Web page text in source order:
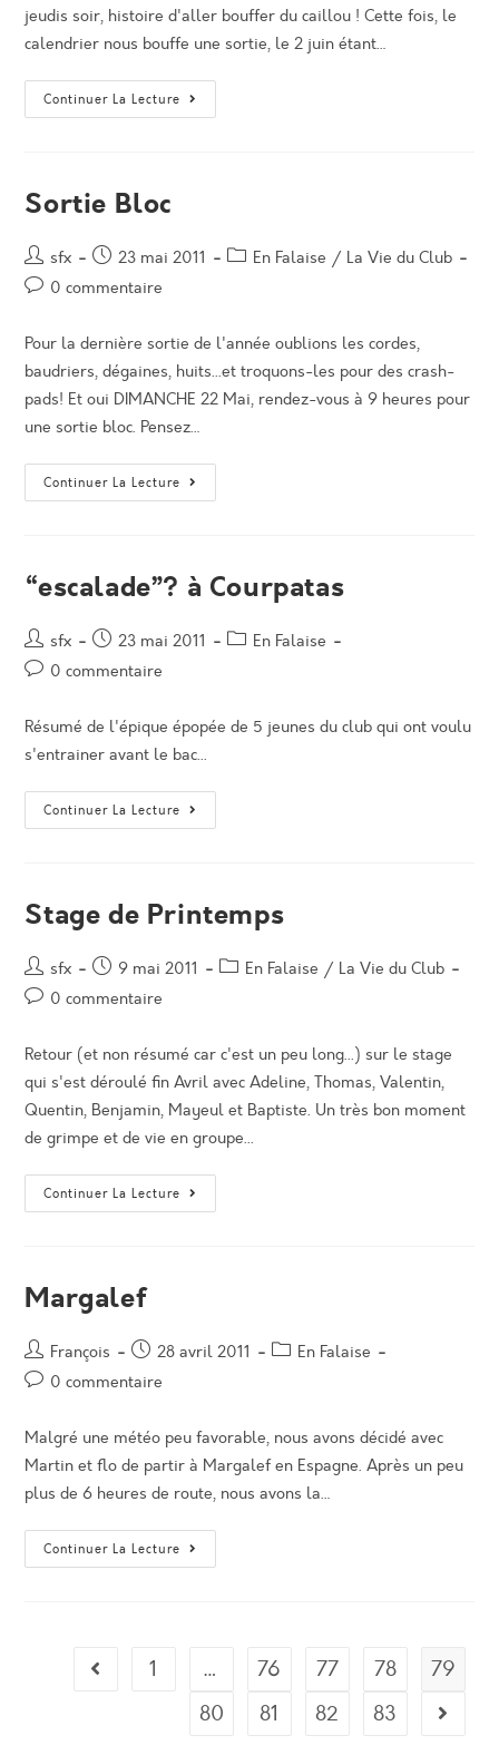
jeudis soir, histoire d'aller bouffer du caillou ! Cette fois, le
calendrier nous bouffe une sortie, le 2 juin étant…
Continuer La Lecture Les
Jeudis
Sortie Bloc
Auteur/autrice
de
sfx
Post
published:
23 mai 2011
PostEn Falaise / La Vie du Club
Post0 commentaire
Pour la dernière sortie de l'année oublions les cordes,
baudriers, dégaines, huits...et troquons-les pour des crash-
pads! Et oui DIMANCHE 22 Mai, rendez-vous à 9 heures pour
une sortie bloc. Pensez…
Continuer La Lecture Sortie
Bloc
“escalade”? à Courpatas
Auteur/autrice
de
sfx
Post
published:
23 mai 2011
PostEn Falaise
Post0 commentaire
Résumé de l'épique épopée de 5 jeunes du club qui ont voulu
s'entrainer avant le bac...
Continuer La Lecture “escalade”?
À
Stage de Printemps
Auteur/autrice
de
sfx
Post
published:
9 mai 2011
PostEn Falaise / La Vie du Club
Post0 commentaire
Retour (et non résumé car c'est un peu long...) sur le stage
qui s'est déroulé fin Avril avec Adeline, Thomas, Valentin,
Quentin, Benjamin, Mayeul et Baptiste. Un très bon moment
de grimpe et de vie en groupe...
Continuer La Lecture Stage
De
Margalef
Auteur/autrice
de
François
Post
published:
28 avril 2011
PostEn Falaise
Post0 commentaire
Malgré une météo peu favorable, nous avons décidé avec
Martin et flo de partir à Margalef en Espagne. Après un peu
plus de 6 heures de route, nous avons la…
Continuer La Lecture Margalef
Go to the previous page
1 … 76 77 78
79
80
81 82 83 Aller à